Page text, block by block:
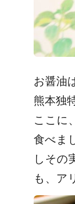
お醤油
熊本独
ここに
食べま
しその
も、ア